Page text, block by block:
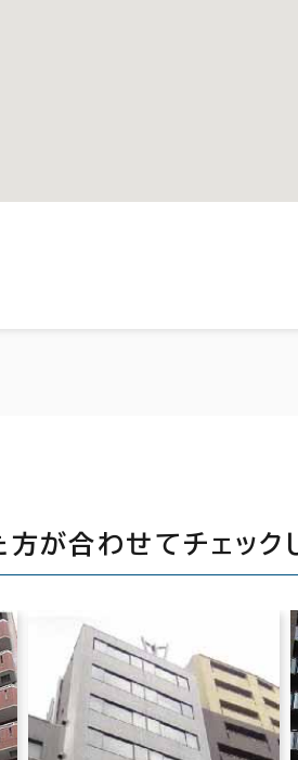
方が合わせてチェック